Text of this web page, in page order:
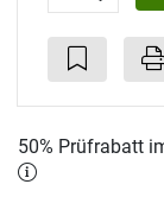
50% Prüfrabatt